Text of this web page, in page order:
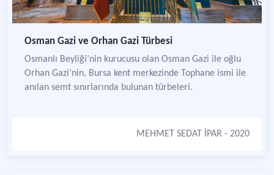
Osman Gazi ve Orhan Gazi Türbesi
Osmanlı Beyliği’nin kurucusu olan Osman Gazi ile oğlu
Orhan Gazi’nin, Bursa kent merkezinde Tophane ismi ile
anılan semt sınırlarında bulunan türbeleri.
MEHMET SEDAT İPAR - 2020